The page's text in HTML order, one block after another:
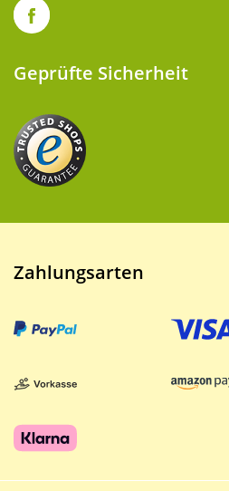
Geprüfte Sicherheit
Zahlungsarten